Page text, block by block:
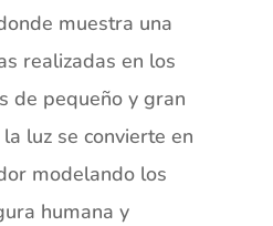
muestra una
realizadas en los
de pequeño y gran
luz se convierte en
modelando los
humana y